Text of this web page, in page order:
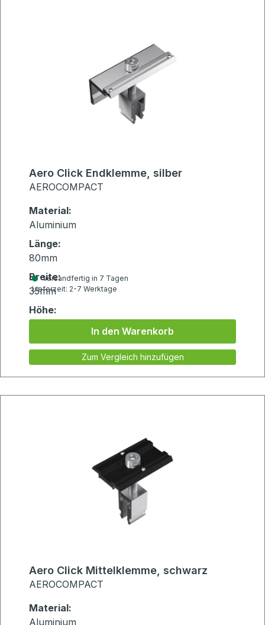
Aero Click Endklemme, silber
AEROCOMPACT
Material:
Aluminium
Länge:
80mm
Breite:
35mm
Höhe:
75mm
Versandfertig in 7 Tagen
Lieferzeit: 2-7 Werktage
In den Warenkorb
Zum Vergleich hinzufügen
Aero Click Mittelklemme, schwarz
AEROCOMPACT
Material:
Aluminium